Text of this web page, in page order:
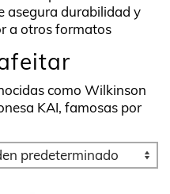
asegura durabilidad y
a otros formatos
como Wilkinson
KAI, famosas por